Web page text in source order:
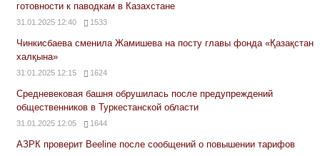
готовности к паводкам в Казахстане
31.01.2025 12:40 1533
Чинкисбаева сменила Жамишева на посту главы фонда «Қазақстан
халқына»
31.01.2025 12:15 1624
Средневековая башня обрушилась после предупреждений
общественников в Туркестанской области
31.01.2025 12:05 1644
АЗРК проверит Beeline после сообщений о повышении тарифов